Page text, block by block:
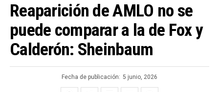
Reaparición de AMLO no se
puede comparar a la de Fox y
Calderón: Sheinbaum
Fecha de publicación: 5 junio, 2026